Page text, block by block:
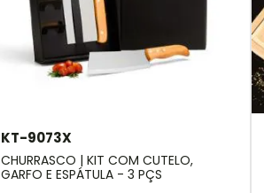
KT-9073X
CHURRASCO | KIT COM CUTELO,
GARFO E ESPÁTULA - 3 PÇS